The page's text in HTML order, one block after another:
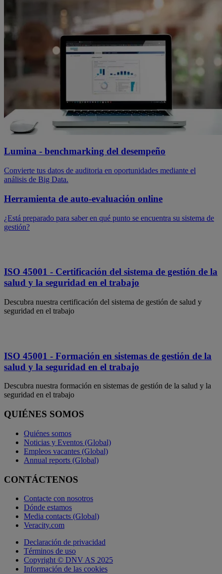
Lumina - benchmarking del desempeño
Convierte tus datos de auditoria en oportunidades mediante el
análisis de Big Data.
Herramienta de auto-evaluación online
¿Está preparado para saber en qué punto se encuentra su sistema de
gestión?
ISO 45001 - Certificación del sistema de gestión de la
salud y la seguridad en el trabajo
Descubra nuestra certificación del sistema de gestión de salud y
seguridad en el trabajo
ISO 45001 - Formación en sistemas de gestión de la
salud y la seguridad en el trabajo
Descubra nuestra formación en sistemas de gestión de la salud y la
seguridad en el trabajo
QUIÉNES SOMOS
Quiénes somos
Noticias y Eventos (Global)
Empleos vacantes (Global)
Annual reports (Global)
CONTÁCTENOS
Contacte con nosotros
Dónde estamos
Media contacts (Global)
Veracity.com
Declaración de privacidad
Términos de uso
Copyright © DNV AS 2025
Información de las cookies